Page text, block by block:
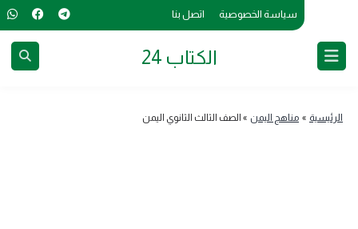
سياسة الخصوصية اتصل بنا
الكتاب 24
الرئيسية » مناهج اليمن » الصف الثالث الثانوي اليمن